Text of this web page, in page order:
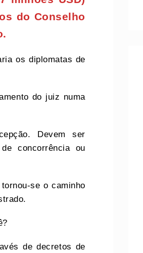
do Conselho
os diplomatas de
do juiz numa
Devem ser
concorrência ou
se o caminho
de decretos de